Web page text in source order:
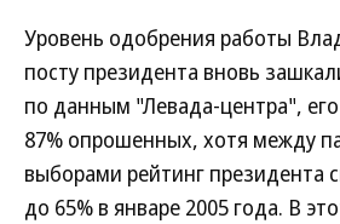
Уровень одобрения работы
посту президента вновь
по данным "Левада-центра",
87% опрошенных, хотя между
выборами рейтинг президента
до 65% в январе 2005 года. В